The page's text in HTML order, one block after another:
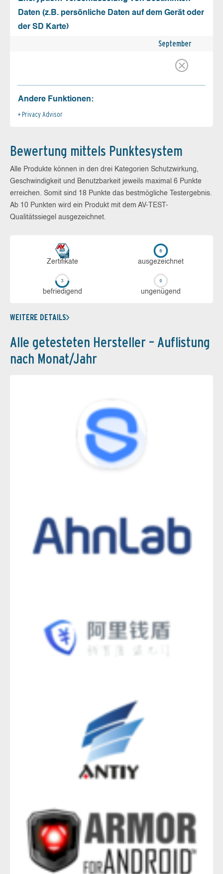
Daten (z.B. persönliche Daten auf dem Gerät oder
der SD Karte)
September
Andere Funktionen:
Privacy Advisor
Bewertung mittels Punktesystem
Alle Produkte können in den drei Kategorien Schutzwirkung,
Geschwindigkeit und Benutzbarkeit jeweils maximal 6 Punkte
erreichen. Somit sind 18 Punkte das bestmögliche Testergebnis.
Ab 10 Punkten wird ein Produkt mit dem AV-TEST-
Qualitätssiegel ausgezeichnet.
Zerti­fikate aus­ge­zeich­net
be­frie­di­gend un­ge­nü­gend
WEITERE DETAILS
Alle getesteten Hersteller – Auflistung
nach Monat/Jahr